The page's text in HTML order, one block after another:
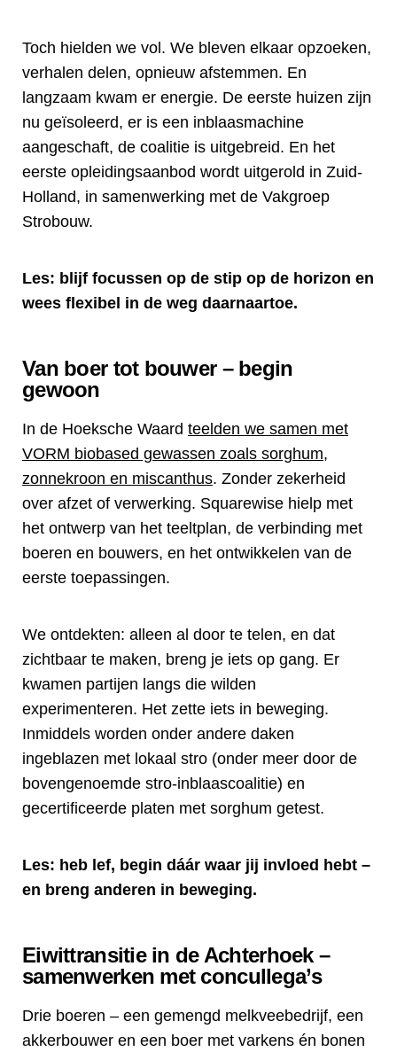
Toch hielden we vol. We bleven elkaar opzoeken,
verhalen delen, opnieuw afstemmen. En
langzaam kwam er energie. De eerste huizen zijn
nu geïsoleerd, er is een inblaasmachine
aangeschaft, de coalitie is uitgebreid. En het
eerste opleidingsaanbod wordt uitgerold in Zuid-
Holland, in samenwerking met de Vakgroep
Strobouw.
Les: blijf focussen op de stip op de horizon en
wees flexibel in de weg daarnaartoe.
Van boer tot bouwer – begin
gewoon
In de Hoeksche Waard teelden we samen met
VORM biobased gewassen zoals sorghum,
zonnekroon en miscanthus. Zonder zekerheid
over afzet of verwerking. Squarewise hielp met
het ontwerp van het teeltplan, de verbinding met
boeren en bouwers, en het ontwikkelen van de
eerste toepassingen.
We ontdekten: alleen al door te telen, en dat
zichtbaar te maken, breng je iets op gang. Er
kwamen partijen langs die wilden
experimenteren. Het zette iets in beweging.
Inmiddels worden onder andere daken
ingeblazen met lokaal stro (onder meer door de
bovengenoemde stro-inblaascoalitie) en
gecertificeerde platen met sorghum getest.
Les: heb lef, begin dáár waar jij invloed hebt –
en breng anderen in beweging.
Eiwittransitie in de Achterhoek –
samenwerken met concullega’s
Drie boeren – een gemengd melkveebedrijf, een
akkerbouwer en een boer met varkens én bonen